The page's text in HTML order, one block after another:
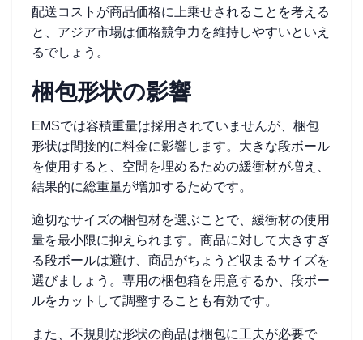
配送コストが商品価格に上乗せされることを考える
と、アジア市場は価格競争力を維持しやすいといえ
るでしょう。
梱包形状の影響
EMSでは容積重量は採用されていませんが、梱包
形状は間接的に料金に影響します。大きな段ボール
を使用すると、空間を埋めるための緩衝材が増え、
結果的に総重量が増加するためです。
適切なサイズの梱包材を選ぶことで、緩衝材の使用
量を最小限に抑えられます。商品に対して大きすぎ
る段ボールは避け、商品がちょうど収まるサイズを
選びましょう。専用の梱包箱を用意するか、段ボー
ルをカットして調整することも有効です。
また、不規則な形状の商品は梱包に工夫が必要で